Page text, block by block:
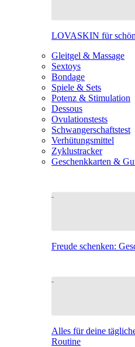
LOVASKIN für
Gleitgel & Massage
Sextoys
Bondage
Spiele & Sets
Potenz & Stimulation
Dessous
Ovulationstests
Schwangerschaftstest
Verhütungsmittel
Zyklustracker
Geschenkkarten &
Freude schenken:
Alles für deine
Routine